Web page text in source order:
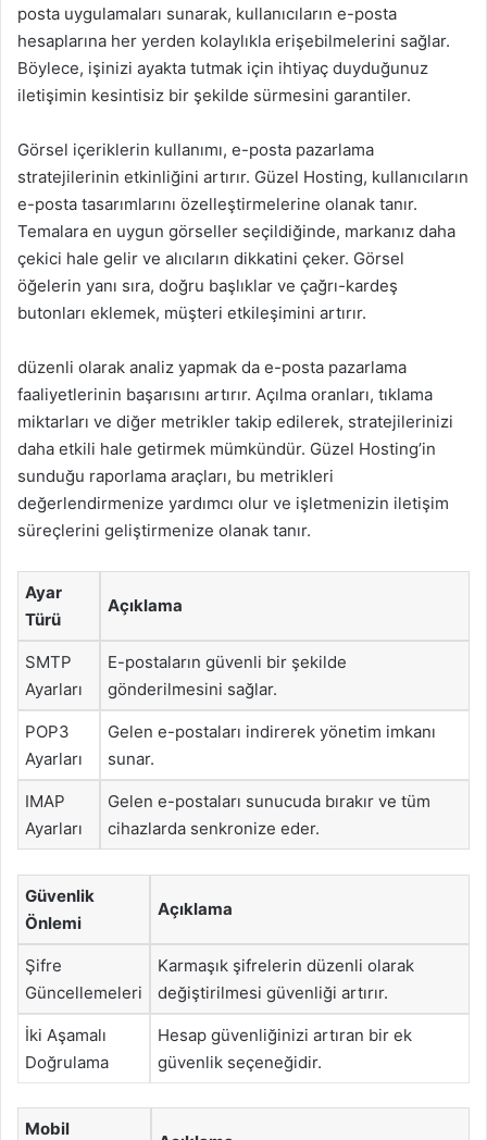
posta uygulamaları sunarak, kullanıcıların e-posta
hesaplarına her yerden kolaylıkla erişebilmelerini sağlar.
Böylece, işinizi ayakta tutmak için ihtiyaç duyduğunuz
iletişimin kesintisiz bir şekilde sürmesini garantiler.
Görsel içeriklerin kullanımı, e-posta pazarlama
stratejilerinin etkinliğini artırır. Güzel Hosting, kullanıcıların
e-posta tasarımlarını özelleştirmelerine olanak tanır.
Temalara en uygun görseller seçildiğinde, markanız daha
çekici hale gelir ve alıcıların dikkatini çeker. Görsel
öğelerin yanı sıra, doğru başlıklar ve çağrı-kardeş
butonları eklemek, müşteri etkileşimini artırır.
düzenli olarak analiz yapmak da e-posta pazarlama
faaliyetlerinin başarısını artırır. Açılma oranları, tıklama
miktarları ve diğer metrikler takip edilerek, stratejilerinizi
daha etkili hale getirmek mümkündür. Güzel Hosting’in
sunduğu raporlama araçları, bu metrikleri
değerlendirmenize yardımcı olur ve işletmenizin iletişim
süreçlerini geliştirmenize olanak tanır.
Ayar
Türü
Açıklama
SMTP
Ayarları
E-postaların güvenli bir şekilde
gönderilmesini sağlar.
POP3
Ayarları
Gelen e-postaları indirerek yönetim imkanı
sunar.
IMAP
Ayarları
Gelen e-postaları sunucuda bırakır ve tüm
cihazlarda senkronize eder.
Güvenlik
Önlemi
Açıklama
Şifre
Güncellemeleri
Karmaşık şifrelerin düzenli olarak
değiştirilmesi güvenliği artırır.
İki Aşamalı
Doğrulama
Hesap güvenliğinizi artıran bir ek
güvenlik seçeneğidir.
Mobil